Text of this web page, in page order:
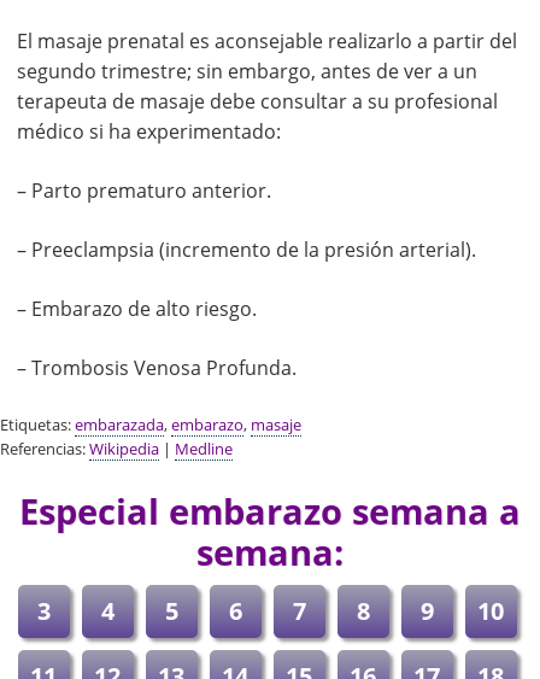
El masaje prenatal es aconsejable realizarlo a partir del
segundo trimestre; sin embargo, antes de ver a un
terapeuta de masaje debe consultar a su profesional
médico si ha experimentado:
– Parto prematuro anterior.
– Preeclampsia (incremento de la presión arterial).
– Embarazo de alto riesgo.
– Trombosis Venosa Profunda.
Etiquetas:embarazada,embarazo, masaje
Referencias:Wikipedia | Medline
Especial embarazo semana a
semana:
3 4 5 6 7 8 9
10